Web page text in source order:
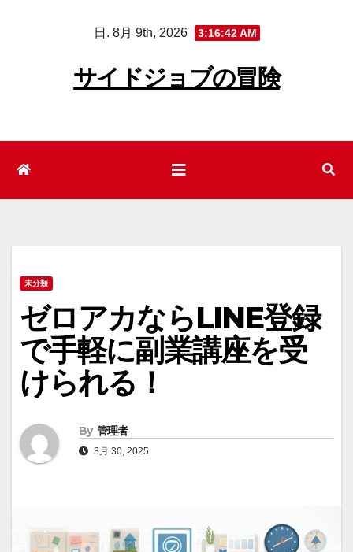
ッ
日. 8月 9th, 2026 3:16:43 AM
サイドジョブの冒険
未分類
ゼロアカならLINE登録
で手軽に副業講座を受
けられる！
By 管理者
3月 30, 2025